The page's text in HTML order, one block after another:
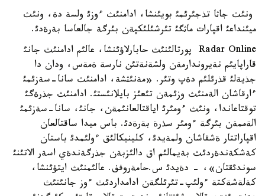
ونئث جاثا تذجئرئمئ بويئنشا، ادامنئث ءوزئ ولسة دة، ونئث
ميئنداعئ اقپارات ماثگئ تئرشئلئكپةن بئرگة جالعاسا بةرةدئ.
Radar Online پورتالئنئث حابارلاؤئنشا، عالئم ادامنئث جانئ
قاراپايئم نةيروندارمةن ولشةنةتئن نارسة ةمةس، ودان دا
جذيةلئ قذرئلئم دةپ وتئر. «مةنئثشة، ادامنئث سانا-سةزئمئ
ءارقاشان الةمنئث وزئمةن تئعئز بايلانئستئ. ادامنئث جذرةگئ
توقتاعاندا، ونئث ءومئرئ اياقتالعانئمةن، جانئ، سانا-سةزئمئ
الةممةن بئرگة ءومئر سذرة بةرةدئ. باس ميدا ساقتالعان
اقپاراتتار ةشقاشان ولمةيدئ، كلينيكالئق ءولئمدئ باستان
كةشكةندةردئث بةيمالئم اق دالئزبةن جذرگةندةي اسةر الاتئنئ
سوندئقتان»، - دةيدئ س.حامةروفف. عالئمنئث ايتؤئنشا،
كةلةشةكتة ءولئپ-تئرئلگةن ادامداردئث ءوز جانئنئث